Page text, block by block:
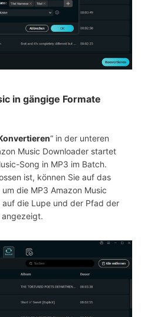
in gängige Formate
“ in der unteren
Music Downloader startet
Song in MP3 im Batch.
ist, können Sie auf das
um die MP3 Amazon Music
die Lupe und der Pfad der
angezeigt.